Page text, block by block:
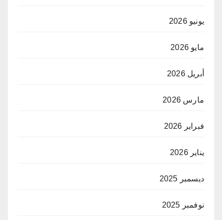
يونيو 2026
مايو 2026
أبريل 2026
مارس 2026
فبراير 2026
يناير 2026
ديسمبر 2025
نوفمبر 2025